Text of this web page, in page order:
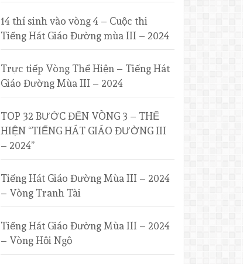
14 thí sinh vào vòng 4 – Cuộc thi
Tiếng Hát Giáo Đường mùa III – 2024
Trực tiếp Vòng Thể Hiện – Tiếng Hát
Giáo Đường Mùa III – 2024
TOP 32 BƯỚC ĐẾN VÒNG 3 – THỂ
HIỆN “TIẾNG HÁT GIÁO ĐƯỜNG III
– 2024”
Tiếng Hát Giáo Đường Mùa III – 2024
– Vòng Tranh Tài
Tiếng Hát Giáo Đường Mùa III – 2024
– Vòng Hội Ngộ